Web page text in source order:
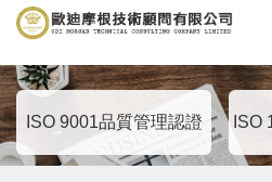
AS 9100 航太品質管理系統
ISO 9001品質管理認證 ISO